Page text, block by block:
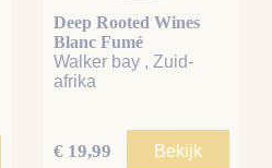
Deep Rooted Wines
Blanc Fumé
Walker bay , Zuid-
afrika
€ 19,99 Bekijk